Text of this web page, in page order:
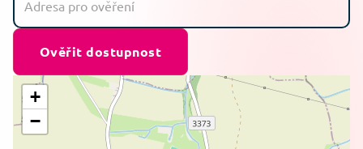
Ověřit dostupnost
+
−